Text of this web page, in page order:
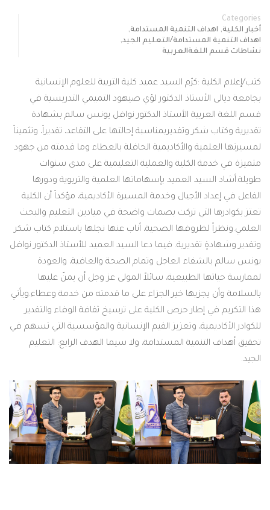
Categories
أخبار الكلية, اهداف التنمية المستدامة,
اهداف التنمية المستدامة/التعليم الجيد,
نشاطات قسم اللغةالعربية
كتب/إعلام الكلية :كرّم السيد عميد كلية التربية للعلوم الإنسانية
بجامعة ديالى الأستاذ الدكتور لؤي صيهود التميمي التدريسية في
قسم اللغة العربية الأستاذ الدكتور نوافل يونس سالم بشهادة
تقديرية وكتاب شكر وتقديربمناسبة إحالتها على التقاعد، تقديراً، وتثميناً
لمسيرتها العلمية والأكاديمية الحافلة بالعطاء وما قدمته من جهود
متميزة في خدمة الكلية والعملية التعليمية على مدى سنوات
طويلة.أشاد السيد العميد بإسهاماتها العلمية والتربوية ودورها
الفاعل في إعداد الأجيال وخدمة المسيرة الأكاديمية، مؤكداً أن الكلية
تعتز بكوادرها التي تركت بصمات واضحة في ميادين التعليم والبحث
العلمي.ونظراً لظروفها الصحية، أناب عنها نجلها باستلام كتاب شكر
وتقدير وشهادةٍ تقديرية. فيما دعا السيد العميد للأستاذ الدكتور نوافل
يونس سالم بالشفاء العاجل وتمام الصحة والعافية، والعودة
لممارسة حياتها الطبيعية، سائلاً المولى عز وجل أن يمنّ عليها
بالسلامة وأن يجزيها خير الجزاء على ما قدمته من خدمة وعطاء.ويأتي
هذا التكريم في إطار حرص الكلية على ترسيخ ثقافة الوفاء والتقدير
للكوادر الأكاديمية، وتعزيز القيم الإنسانية والمؤسسية التي تسهم في
تحقيق أهداف التنمية المستدامة، ولا سيما الهدف الرابع: التعليم
الجيد.